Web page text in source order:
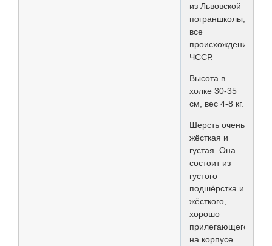
из Львовской
пограншколы,
все
происхождения
ЧССР.
Высота в
холке 30-35
см, вес 4-8 кг.
Шерсть очень
жёсткая и
густая. Она
состоит из
густого
подшёрстка и
жёсткого,
хорошо
прилегающего
на корпусе